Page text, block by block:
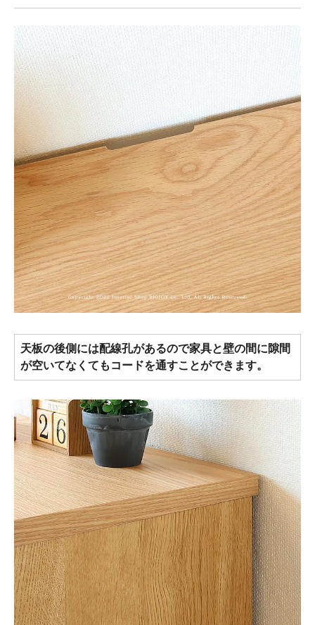
天板の後側には配線孔があるので家具と壁の間に隙間
が空いてなくてもコードを通すことができます。